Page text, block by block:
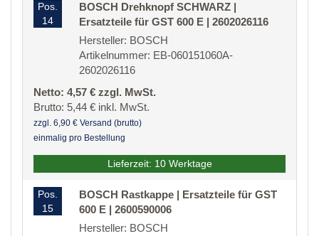
Pos.
14
BOSCH Drehknopf SCHWARZ |
Ersatzteile für GST 600 E | 2602026116
Hersteller: BOSCH
Artikelnummer: EB-060151060A-
2602026116
Netto: 4,57 € zzgl. MwSt.
Brutto: 5,44 € inkl. MwSt.
zzgl. 6,90 € Versand (brutto)
einmalig pro Bestellung
Lieferzeit: 10 Werktage
Pos.
15
BOSCH Rastkappe | Ersatzteile für GST
600 E | 2600590006
Hersteller: BOSCH